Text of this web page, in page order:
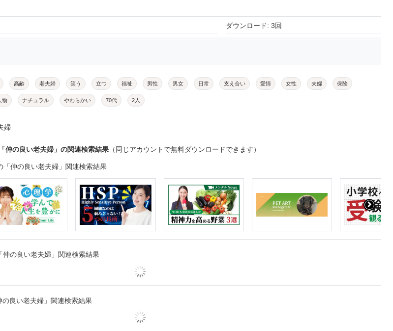
ダウンロード: 3回
高齢 老夫婦 笑う 立つ 福祉 男性 男女 日常 支え合い 愛情 女性 夫婦 保険
物 ナチュラル やわらかい 70代 2人
婦
仲の良い老夫婦」の関連検索結果 （同じアカウントで無料ダウンロードできます）
「仲の良い老夫婦」関連検索結果
仲の良い老夫婦」関連検索結果
の良い老夫婦」関連検索結果